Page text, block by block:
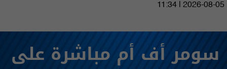
11:34 | 2026-08-05
سومر أف أم مباشرة على